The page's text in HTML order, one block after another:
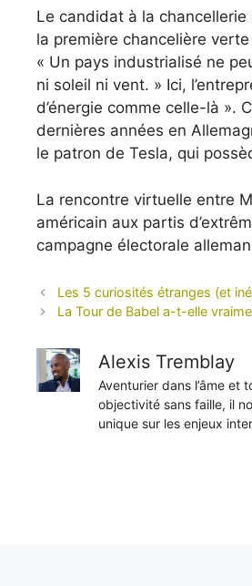
Le candidat à la
la première chancelière
« Un pays industrialisé ne
ni soleil ni vent. » Ici,
d’énergie comme celle-là ».
dernières années en
le patron de Tesla, qui
La rencontre virtuelle entre
américain aux partis
campagne électorale
Les 5 curiosités étranges (et
La Tour de Babel a-t-elle
Alexis Tremblay
Aventurier dans l’âme et
objectivité sans faille, il
unique sur les enjeux